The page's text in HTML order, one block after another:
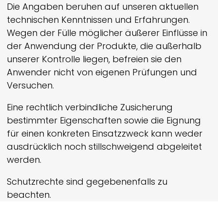
Die Angaben beruhen auf unseren aktuellen
technischen Kenntnissen und Erfahrungen.
Wegen der Fülle möglicher äußerer Einflüsse in
der Anwendung der Produkte, die außerhalb
unserer Kontrolle liegen, befreien sie den
Anwender nicht von eigenen Prüfungen und
Versuchen.
Eine rechtlich verbindliche Zusicherung
bestimmter Eigenschaften sowie die Eignung
für einen konkreten Einsatzzweck kann weder
ausdrücklich noch still­schweigend abgeleitet
werden.
Schutzrechte sind gegebenenfalls zu
beachten.